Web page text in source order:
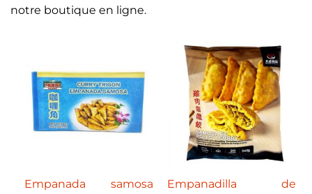
notre boutique en ligne.
Empanada samosa
Empanadilla de